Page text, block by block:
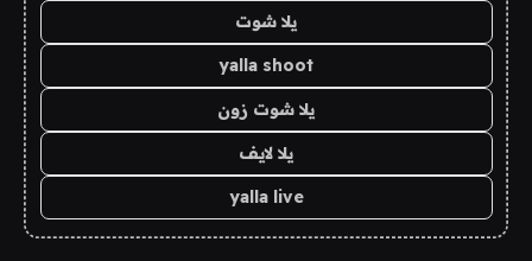
يلا شوت
yalla shoot
يلا شوت زون
يلا لايف
yalla live